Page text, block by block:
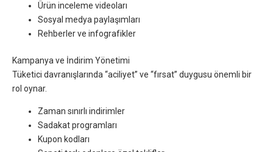
Ürün inceleme videoları
Sosyal medya paylaşımları
Rehberler ve infografikler
Kampanya ve İndirim Yönetimi
Tüketici davranışlarında “aciliyet” ve “fırsat” duygusu önemli bir
rol oynar.
Zaman sınırlı indirimler
Sadakat programları
Kupon kodları